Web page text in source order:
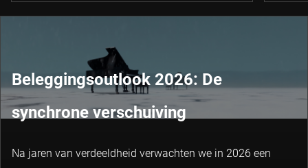
Beleggingsoutlook 2026: De
synchrone verschuiving
Na jaren van verdeeldheid verwachten we in 2026 een